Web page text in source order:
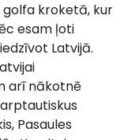
golfa kroketā, kur
esam ļoti
Latvijā.
arī nākotnē
Pasaules